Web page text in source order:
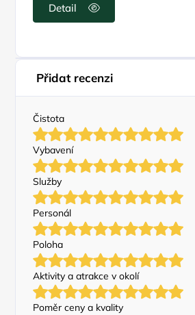
Detail
Přidat recenzi
Čistota
Vybavení
Služby
Personál
Poloha
Aktivity a atrakce v okolí
Poměr ceny a kvality